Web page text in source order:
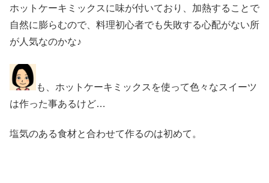
ホットケーキミックスに味が付いており、加熱することで
自然に膨らむので、料理初心者でも失敗する心配がない所
が人気なのかな♪
も、ホットケーキミックスを使って色々なスイーツ
は作った事あるけど…
塩気のある食材と合わせて作るのは初めて。